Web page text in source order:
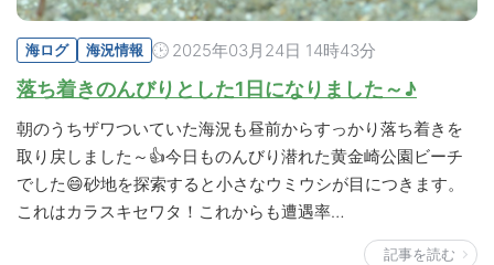
海ログ 海況情報 2025年03月24日 14時43分
落ち着きのんびりとした1日になりました～♪
朝のうちザワついていた海況も昼前からすっかり落ち着きを
取り戻しました～👍今日ものんびり潜れた黄金崎公園ビーチ
でした😄砂地を探索すると小さなウミウシが目につきます。
これはカラスキセワタ！これからも遭遇率…
記事を読む